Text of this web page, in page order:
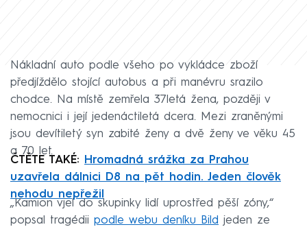
Nákladní auto podle všeho po vykládce zboží
předjíždělo stojící autobus a při manévru srazilo
chodce. Na místě zemřela 37letá žena, později v
nemocnici i její jedenáctiletá dcera. Mezi zraněnými
jsou devítiletý syn zabité ženy a dvě ženy ve věku 45
a 70 let.
ČTĚTE TAKÉ:
Hromadná srážka za Prahou
uzavřela dálnici D8 na pět hodin. Jeden člověk
nehodu nepřežil
„Kamion vjel do skupinky lidí uprostřed pěší zóny,“
popsal tragédii podle webu deníku Bild jeden ze